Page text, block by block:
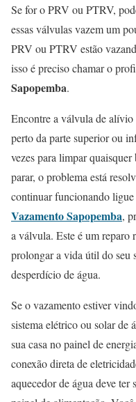
Se for o PRV ou PTRV,
essas válvulas vazem um
PRV ou PTRV estão
isso é preciso chamar o
Sapopemba.
Encontre a válvula de alívio
perto da parte superior ou
vezes para limpar
parar, o problema está
continuar funcionando
Vazamento Sapopemba,
a válvula. Este é um reparo
prolongar a vida útil do seu
desperdício de água.
Se o vazamento estiver
sistema elétrico ou solar de
sua casa no painel de
conexão direta de
aquecedor de água deve